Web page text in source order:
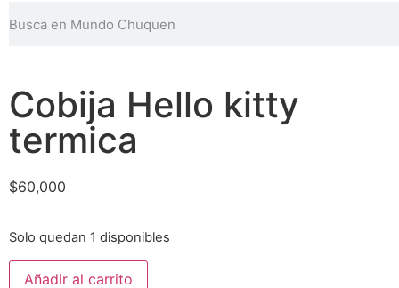
Cobija Hello kitty
termica
$60,000
Solo quedan 1 disponibles
Añadir al carrito